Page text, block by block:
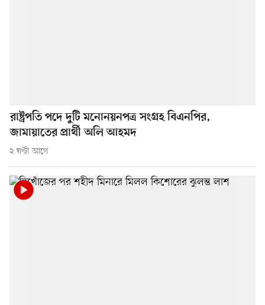
রাষ্ট্রপতি পদে দুটি মনোনয়নপত্র সংগ্রহ বিএনপির,
জামায়াতের প্রার্থী অলি আহমদ
২ ঘণ্টা আগে